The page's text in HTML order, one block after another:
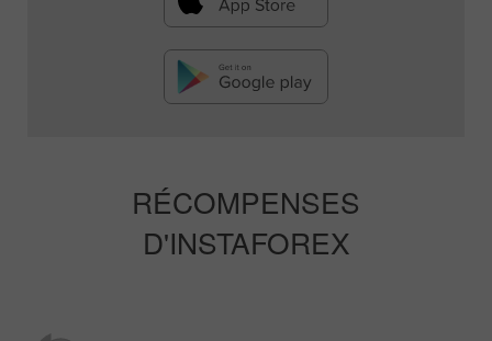
RÉCOMPENSES
D'INSTAFOREX